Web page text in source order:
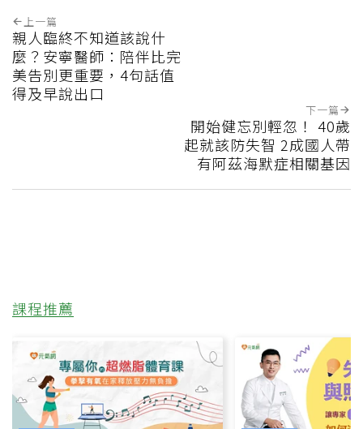
上一篇
親人臨終不知道該說什
麼？安寧醫師：陪伴比完
美告別更重要，4句話值
得及早說出口
下一篇
開始健忘別輕忽！ 40歲
起就該防失智 2成國人帶
有阿茲海默症相關基因
課程推薦